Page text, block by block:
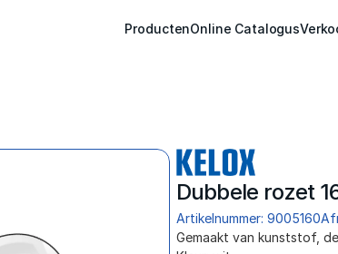
ProductenOnline Catalogus
Dubbele rozet
Artikelnummer: 9005160
Gemaakt van kunststof,